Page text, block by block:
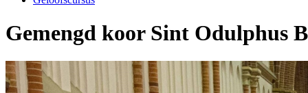
Gemengd koor Sint Odulphus